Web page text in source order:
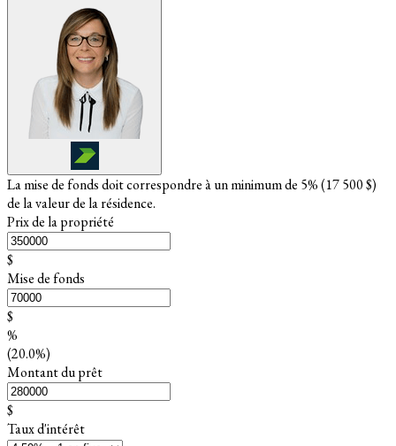
La mise de fonds doit correspondre à un minimum de 5% (17 500 $)
de la valeur de la résidence.
Prix de la propriété
$
Mise de fonds
$
%
(20.0%)
Montant du prêt
$
Taux d'intérêt